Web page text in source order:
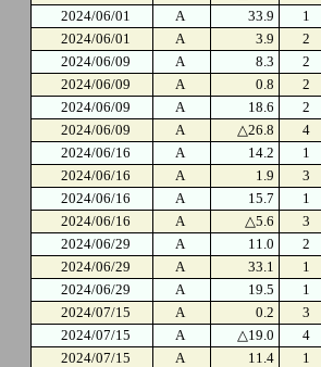
2024/06/01
A 33.9 1
2024/06/01
A 3.9 2
2024/06/09
A 8.3 2
2024/06/09
A 0.8 2
2024/06/09
A 18.6 2
2024/06/09
A △26.8 4
2024/06/16
A 14.2 1
2024/06/16
A 1.9 3
2024/06/16
A 15.7 1
2024/06/16
A △5.6 3
2024/06/29
A 11.0 2
2024/06/29
A 33.1 1
2024/06/29
A 19.5 1
2024/07/15
A 0.2 3
2024/07/15
A △19.0 4
2024/07/15
A 11.4 1